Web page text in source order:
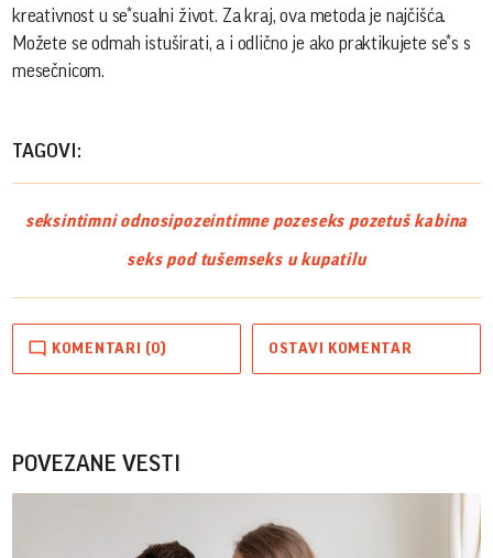
kreativnost u se*sualni život. Za kraj, ova metoda je najčišća.
Možete se odmah istuširati, a i odlično je ako praktikujete se*s s
mesečnicom.
TAGOVI:
seksintimni odnosipozeintimne pozeseks pozetuš kabina
seks pod tušemseks u kupatilu
KOMENTARI (0) OSTAVI KOMENTAR
POVEZANE VESTI